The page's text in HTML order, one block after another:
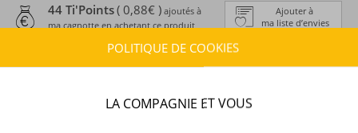
Ajouter à
ma liste d’envies
44 Ti'Points( 0,88€ ) ajoutés à
ma cagnotte en achetant ce produit
À partir de 9,90 € (OFFERTS DÈS 150 € D’ACHAT
POLITIQUE DE COOKIES
LA COMPAGNIE ET VOUS